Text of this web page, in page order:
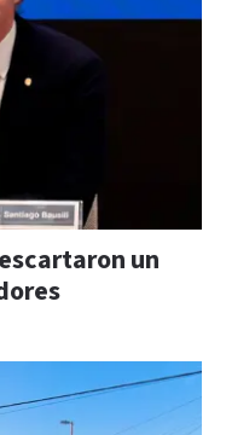
un